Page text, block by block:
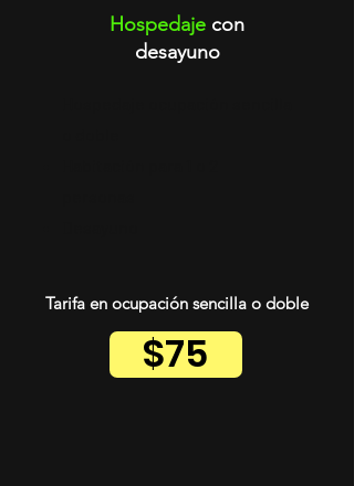
Hospedaje con
desayuno
Tarifa en ocupación sencilla o doble
$75